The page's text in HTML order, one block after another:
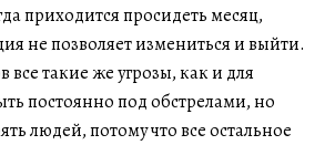
приходится просидеть месяц,
не позволяет измениться и выйти.
все такие же угрозы, как и для
постоянно под обстрелами, но
людей, потому что все остальное